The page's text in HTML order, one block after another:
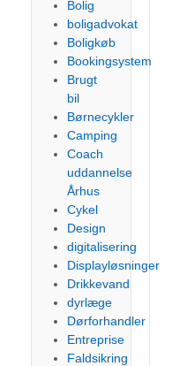
Bolig
boligadvokat
Boligkøb
Bookingsystem
Brugt
bil
Børnecykler
Camping
Coach
uddannelse
Århus
Cykel
Design
digitalisering
Displayløsninger
Drikkevand
dyrlæge
Dørforhandler
Entreprise
Faldsikring